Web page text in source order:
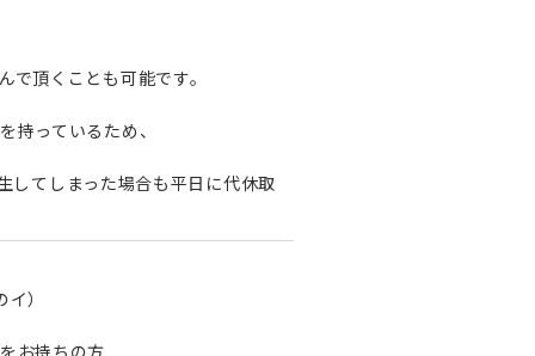
頂くことも可能です。
っているため、
てしまった場合も平日に代休取
）
お持ちの方